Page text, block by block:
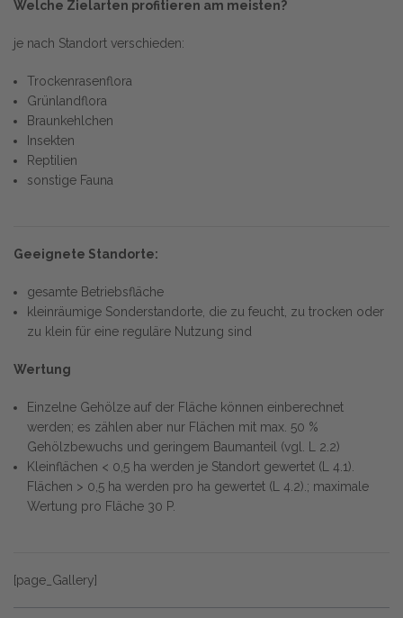
Welche Zielarten profitieren am meisten?
je nach Standort verschieden:
Trockenrasenflora
Grünlandflora
Braunkehlchen
Insekten
Reptilien
sonstige Fauna
Geeignete Standorte:
gesamte Betriebsfläche
kleinräumige Sonderstandorte, die zu feucht, zu trocken oder
zu klein für eine reguläre Nutzung sind
Wertung
Einzelne Gehölze auf der Fläche können einberechnet
werden; es zählen aber nur Flächen mit max. 50 %
Gehölzbewuchs und geringem Baumanteil (vgl. L 2.2)
Kleinflächen < 0,5 ha werden je Standort gewertet (L 4.1).
Flächen > 0,5 ha werden pro ha gewertet (L 4.2).; maximale
Wertung pro Fläche 30 P.
[page_Gallery]